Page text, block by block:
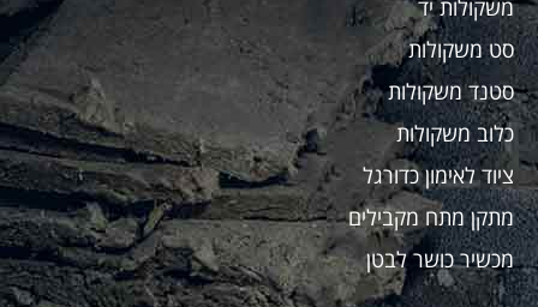
משקולות יד
סט משקולות
סטנד משקולות
כלוב משקולות
ציוד לאימון כדורגל
מתקן מתח מקבילים
מכשיר כושר לבטן